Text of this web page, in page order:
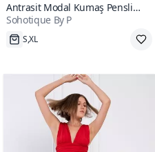
Antrasit Modal Kumaş Pensli
Pantolon
Sohotique By P
S,XL